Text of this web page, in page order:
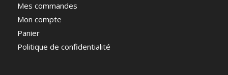
Mes commandes
Mon compte
Panier
Politique de confidentialité